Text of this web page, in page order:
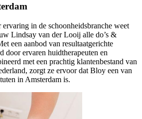
in de schoonheidsbranche weet
Lindsay van der Looij alle do’s &
een aanbod van resultaatgerichte
door ervaren huidtherapeuten en
met een prachtig klantenbestand van
zorgt ze ervoor dat Bloy een van
in Amsterdam is.